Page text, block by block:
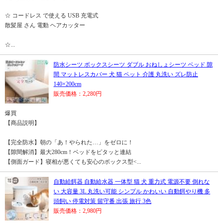
☆ コードレス で使える USB 充電式
散髪屋 さん 電動 ヘアカッター
☆...
防水シーツ ボックスシーツ ダブル おねしょシーツ ベッド 隙
間 マットレスカバー 犬 猫 ペット 介護 丸洗い ズレ防止
140×200cm
販売価格：2,280円
爆買
【商品説明】
【完全防水】朝の「あ！やられた…」をゼロに！
【隙間解消】最大280cm！ベッドをピタッと連結
【側面ガード】寝相が悪くても安心のボックス型<...
自動給餌器 自動給水器 一体型 猫 犬 重力式 電源不要 倒れな
い 大容量 3L 丸洗い可能 シンプル かわいい 自動餌やり機 多
頭飼い 停電対策 留守番 出張 旅行 3色
販売価格：2,980円